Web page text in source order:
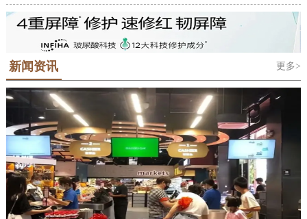
的展会组织者拥有全球食品行业展览领先
地位的科隆世界食品博览会Anuga，科隆
国际糖果及休闲食品展ISM和泰国国际食
品展Anuga Asia-Thaifex等覆盖食品贸易
和食品制造技术全产业链的贸易展览会。
世界食品（深圳）博览会将在Anuga的全
球战略指导下升级品牌——Anuga Select
China将正式落地中国大湾区。Anuga科
隆世界食品博览会创立于1919年，已经
面为主题的展览，由国家零售商协会
（National Grocers Association）举办，
对于那些需要了解最新的行业趋势和最佳
为期三天的美国拉斯维加斯零售展览会
NGA中，独立零售商便利店和批发商，
零售业高管，CPG制造商和服务聚集在一
起，提供了无与伦比的学习，参与，共
享，网络和创新的机会。全国杂货商协会
是唯一专门致力于独立杂货商需求的行业
自国內外的专业买主前来台采购参观，堪称亚洲不可错过的食品盛
会，亦为全球华人食品业界不容缺席的年度场合。本展2012年起，首
次扩增世贸一馆展区，联合原有之南港展馆展区，展览规模与来访人
潮屡创新高。该展会的主办单位中国台湾对外贸易发展协会(简称外贸
协会或贸协)由中国台湾省经济部于结合民间工商团体设立之公益性财
团法人，以协助业者拓展对外贸易。目前，本会拥有600多位训练有素
的贸易专才，除台北总部外，设有新竹、台中、台南及高雄等4个办事
处和遍布全球近50个驻外据点，另相继设立中国台湾贸易中心、台北
世界贸易中心等姐妹机构，形成完整的贸易服务网，是业者
博览中心，主办方：高美艾博展览集团、北京爱博西雅展览有限公
司、中国商业联合会，举办周期：一年一届，展会面积：200000平
米，参展观众：180000人，参展商数量及参展品牌达到5000家。SIAL
是法语“Salon International De L'Alimentation”的缩写，中文意思是国际
食品展览会，“西雅”是SIAL的中文音译名称。SIAL 品牌于1964年在法
国巴黎创立，是全球前五大展会主办集团——法国高美艾博展览集团
自有品牌。SIAL全球系列食品展。2000年将SIAL西雅展引进中国举
办。在近60年的国际品牌沉淀和24年的中国市场深耕中，SIAL中国系
列国际食品展孕育了SIAL西雅展（上海）和SIAL西雅展（深圳）两大
食饮展览。SIAL西雅展（上海）已经成为“SIAL世界三大食品展之
一”。SIAL西雅展（深圳）也将以“SIAL世界展会对话世界地标”为定
位，吸引全球目光定位粤港
新闻资讯 更多>